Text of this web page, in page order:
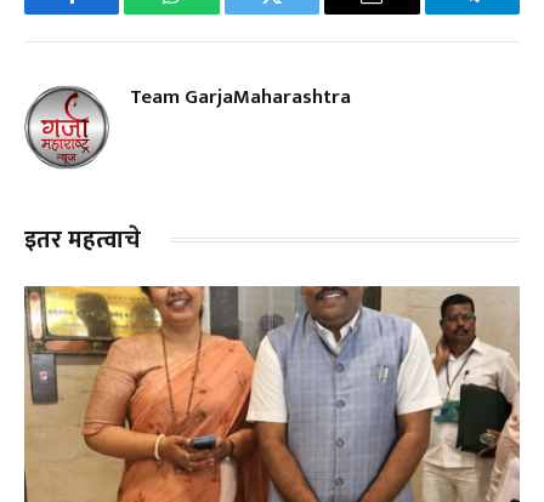
Facebook WhatsApp Twitter Email
Team GarjaMaharashtra
इतर महत्वाचे